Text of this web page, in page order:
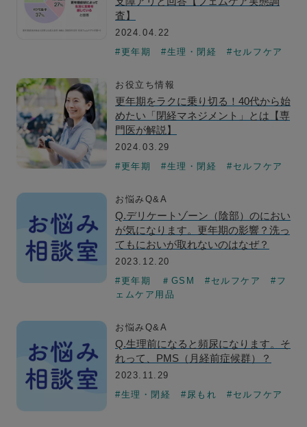
査】
2024.04.22
#更年期
#生理・閉経 #セルフケア
お役立ち情報
更年期をラクに乗り切る！40代から始
めたい「閉経マネジメント」とは【専
門医が解説】
2024.03.29
#更年期
#生理・閉経 #セルフケア
お悩みQ&A
Q.デリケートゾーン（陰部）のにおい
が気になります。更年期の影響？洗っ
てもにおいが取れないのはなぜ？
2023.12.20
#更年期
＃GSM #セルフケア
#フ
ェムケア用品
お悩みQ&A
Q.生理前になると頻尿になります。そ
れって、PMS（月経前症候群）？
2023.11.29
#生理・閉経
#尿もれ #セルフケア